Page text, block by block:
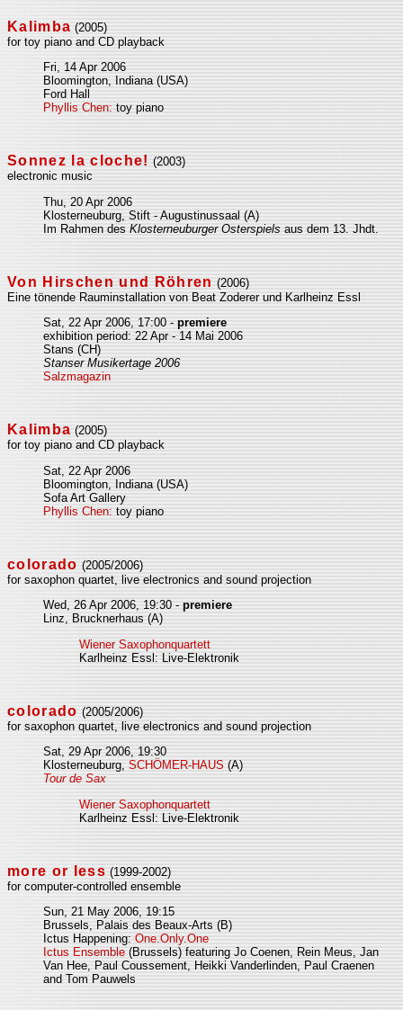
Kalimba (2005)
for toy piano and CD playback
Fri, 14 Apr 2006
Bloomington, Indiana (USA)
Ford Hall
Phyllis Chen: toy piano
Sonnez la cloche! (2003)
electronic music
Thu, 20 Apr 2006
Klosterneuburg, Stift - Augustinussaal (A)
Im Rahmen des Klosterneuburger Osterspiels aus dem 13. Jhdt.
Von Hirschen und Röhren (2006)
Eine tönende Rauminstallation von Beat Zoderer und Karlheinz Essl
Sat, 22 Apr 2006, 17:00 - premiere
exhibition period: 22 Apr - 14 Mai 2006
Stans (CH)
Stanser Musikertage 2006
Salzmagazin
Kalimba (2005)
for toy piano and CD playback
Sat, 22 Apr 2006
Bloomington, Indiana (USA)
Sofa Art Gallery
Phyllis Chen: toy piano
colorado (2005/2006)
for saxophon quartet, live electronics and sound projection
Wed, 26 Apr 2006, 19:30 - premiere
Linz, Brucknerhaus (A)
Wiener Saxophonquartett
Karlheinz Essl: Live-Elektronik
colorado (2005/2006)
for saxophon quartet, live electronics and sound projection
Sat, 29 Apr 2006, 19:30
Klosterneuburg, SCHÖMER-HAUS (A)
Tour de Sax
Wiener Saxophonquartett
Karlheinz Essl: Live-Elektronik
more or less (1999-2002)
for computer-controlled ensemble
Sun, 21 May 2006, 19:15
Brussels, Palais des Beaux-Arts (B)
Ictus Happening: One.Only.One
Ictus Ensemble (Brussels) featuring Jo Coenen, Rein Meus, Jan
Van Hee, Paul Coussement, Heikki Vanderlinden, Paul Craenen
and Tom Pauwels